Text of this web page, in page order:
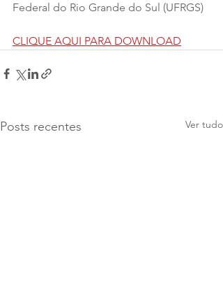
Federal do Rio Grande do Sul (UFRGS)
CLIQUE AQUI PARA DOWNLOAD
Posts recentes Ver tudo